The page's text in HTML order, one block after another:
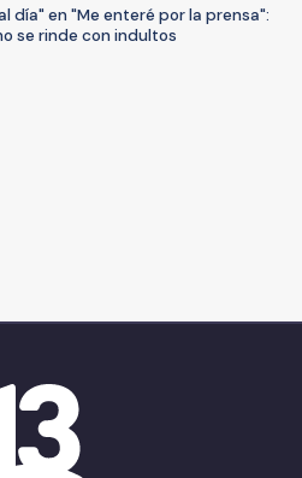
día" en "Me enteré por la prensa":
se rinde con indultos